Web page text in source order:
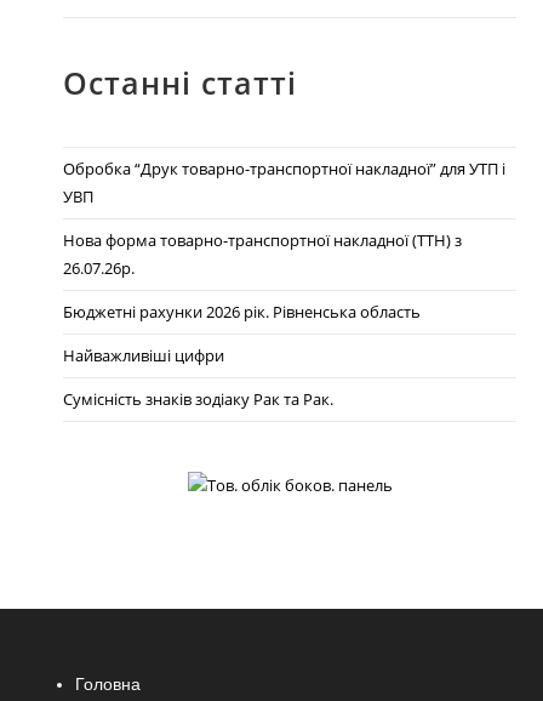
Останні статті
Обробка “Друк товарно-транспортної накладної” для УТП і
УВП
Нова форма товарно-транспортної накладної (ТТН) з
26.07.26р.
Бюджетні рахунки 2026 рік. Рівненська область
Найважливіші цифри
Сумісність знаків зодіаку Рак та Рак.
Головна